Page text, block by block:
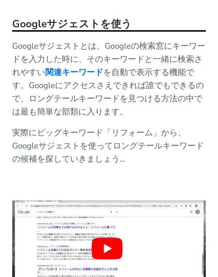
Googleサジェストを使う
Googleサジェストとは、Googleの検索窓にキーワー
ドを入力した時に、そのキーワードと一緒に検索さ
れやすい関連キーワードを自動で表示する機能で
す。Googleにアクセスさえできれば誰でもできるの
で、ロングテールキーワードを見つける方法の中で
は最も簡単な部類に入ります。
実際にビッグキーワード「リフォーム」から、
Googleサジェストを使ってロングテールキーワード
の候補を探していきましょう…